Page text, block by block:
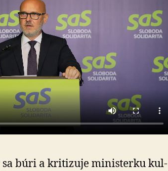
sa búri a kritizuje ministerku kul­